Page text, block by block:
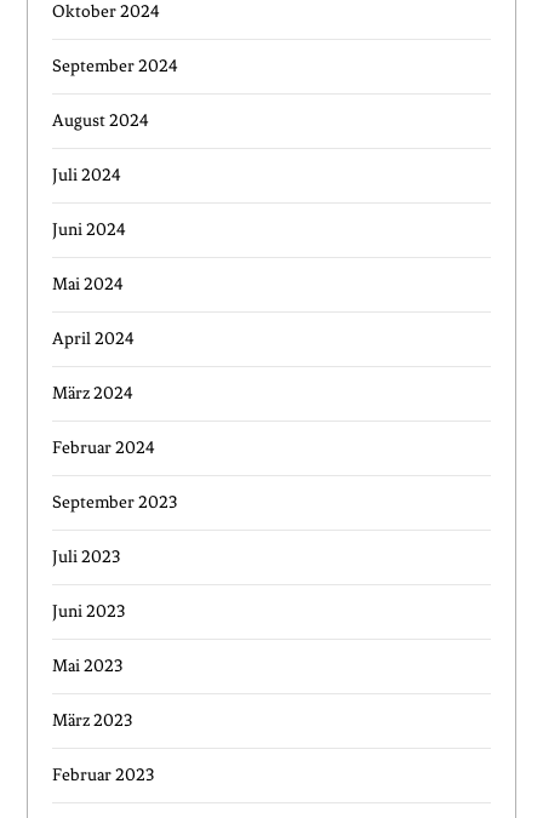
Oktober 2024
September 2024
August 2024
Juli 2024
Juni 2024
Mai 2024
April 2024
März 2024
Februar 2024
September 2023
Juli 2023
Juni 2023
Mai 2023
März 2023
Februar 2023